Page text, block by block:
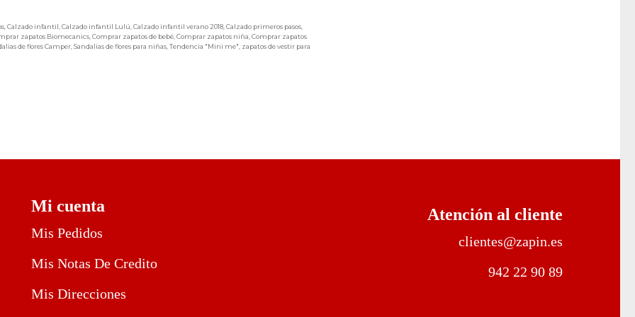
, Calzado infantil Calzado infantil Lulú Calzado infantil verano 2018, Calzado primeros pasos,
zapatos Biomecanics, Comprar zapatos de bebé, Comprar zapatos niña Comprar zapatos
de flores Camper ,Sandalias de flores para niñas ,Tendencia "Mini me" zapatos de vestir para
Mi cuenta
Mis Pedidos
Mis Notas De Credito
Mis Direcciones
Atención al cliente
clientes@zapin.es
942 22 90 89